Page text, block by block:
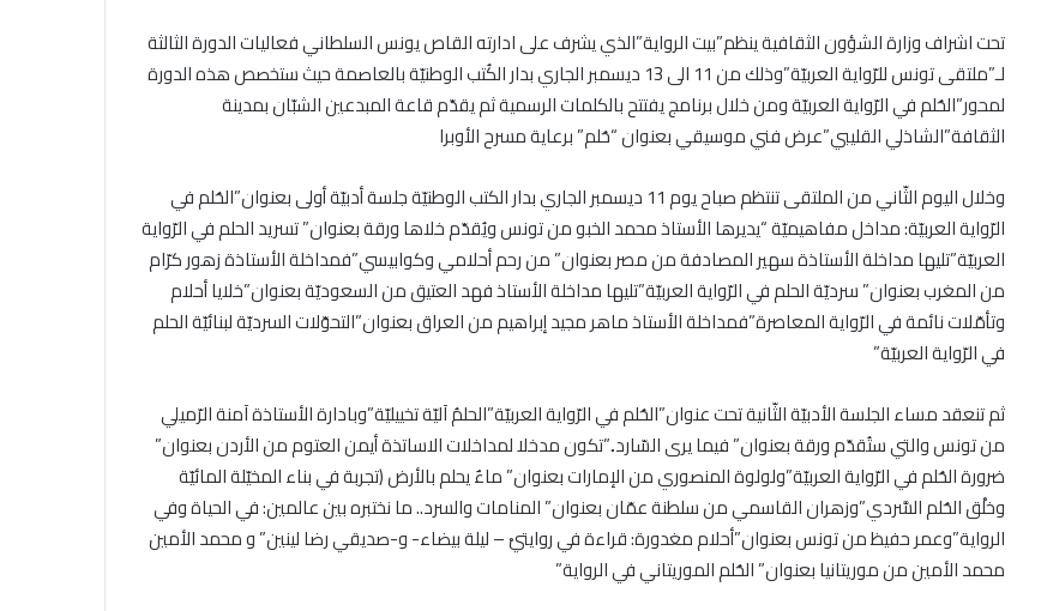
تحت اشراف وزارة الشؤون الثقافية ينظم”بيت الرواية”الذي يشرف على ادارته القاص يونس السلطاني فعاليات الدورة الثالثة
لـ”ملتقى تونس للرّواية العربيّة”وذلك من 11 الى 13 ديسمبر الجاري بدار الكُتب الوطنيّة بالعاصمة حيث ستخصص هذه الدورة
لمحور”الحُلم في الرّواية العربيّة ومن خلال برنامج يفتتح بالكلمات الرسمية ثم يقدّم قاعة المبدعين الشبّان بمدينة
الثقافة”الشاذلي القليبي”عرض فني موسيقي بعنوان “حُلم” برعاية مسرح الأوبرا
وخلال اليوم الثّاني من الملتقى تنتظم صباح يوم 11 ديسمبر الجاري بدار الكتب الوطنيّة جلسة أدبيّة أولى بعنوان”الحُلم في
الرّواية العربيّة: مداخل مفاهيميّة “يديرها الأستاذ محمد الخبو من تونس ويُقدّم خلاها ورقة بعنوان” تسريد الحلم في الرّواية
العربيّة”تليها مداخلة الأستاذة سهير المصادفة من مصر بعنوان” من رحم أحلامي وكوابيسي”فمداخلة الأستاذة زهور كرّام
من المغرب بعنوان” سرديّة الحلم في الرّواية العربيّة”تليها مداخلة الأستاذ فهد العتيق من السعوديّة بعنوان”خلايا أحلام
وتأمّلات نائمة في الرّواية المعاصرة”فمداخلة الأستاذ ماهر مجيد إبراهيم من العراق بعنوان”التحوّلات السرديّة لبنائيّة الحلم
في الرّواية العربيّة”
ثم تنعقد مساء الجلسة الأدبيّة الثّانية تحت عنوان”الحُلم في الرّواية العربيّة”الحلمُ آليّة تخييليّة”وبادارة الأستاذة آمنة الرّميلي
من تونس والتي ستُقدّم ورقة بعنوان” فيما يرى السّارد..”تكون مدخلا لمداخلات الاساتذة أيمن العتوم من الأردن بعنوان”
ضرورة الحُلم في الرّواية العربيّة”ولولوة المنصوري من الإمارات بعنوان” ماءٌ يحلم بالأرض (تجربة في بناء المخيّلة المائيّة
وخلْق الحُلم السَّردي”وزهران القاسمي من سلطنة عمّان بعنوان” المنامات والسرد.. ما نختبره بين عالمين: في الحياة وفي
الرواية”وعمر حفيظ من تونس بعنوان”أحلام مغدورة: قراءة في روايتيْ – ليلة بيضاء- و-صديقي رضا لينين” و محمد الأمين
محمد الأمين من موريتانيا بعنوان” الحُلم الموريتاني في الرواية”